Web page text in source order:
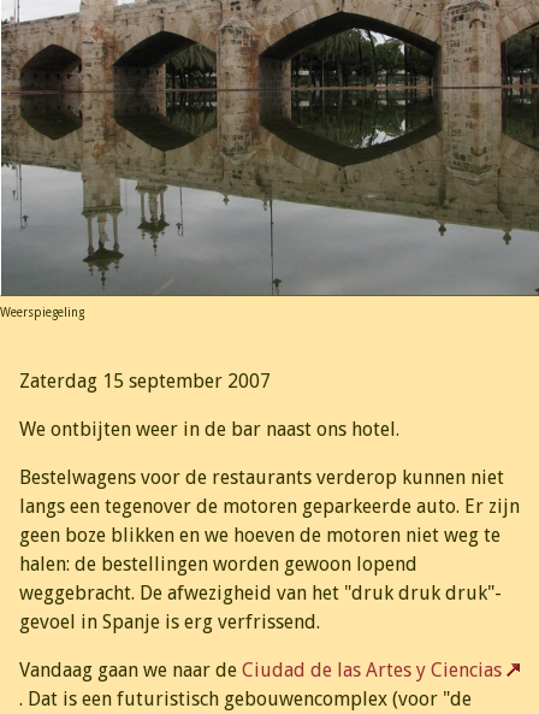
Weerspiegeling
Zaterdag 15 september 2007
We ontbijten weer in de bar naast ons hotel.
Bestelwagens voor de restaurants verderop kunnen niet
langs een tegenover de motoren geparkeerde auto. Er zijn
geen boze blikken en we hoeven de motoren niet weg te
halen: de bestellingen worden gewoon lopend
weggebracht. De afwezigheid van het "druk druk druk"-
gevoel in Spanje is erg verfrissend.
Vandaag gaan we naar de Ciudad de las Artes y Ciencias
. Dat is een futuristisch gebouwencomplex (voor "de